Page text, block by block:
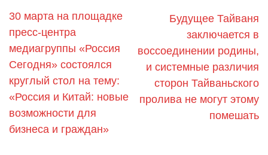
30 марта на площадке
пресс-центра
медиагруппы «Россия
Сегодня» состоялся
круглый стол на тему:
«Россия и Китай: новые
возможности для
бизнеса и граждан»
Будущее Тайваня
заключается в
воссоединении родины,
и системные различия
сторон Тайваньского
пролива не могут этому
помешать